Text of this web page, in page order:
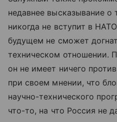
недавнее высказывание о
никогда не вступит в
будущем не сможет
техническом отношении.
он не имеет ничего
при своем мнении, что
научно-технического
что-то, на что Россия не